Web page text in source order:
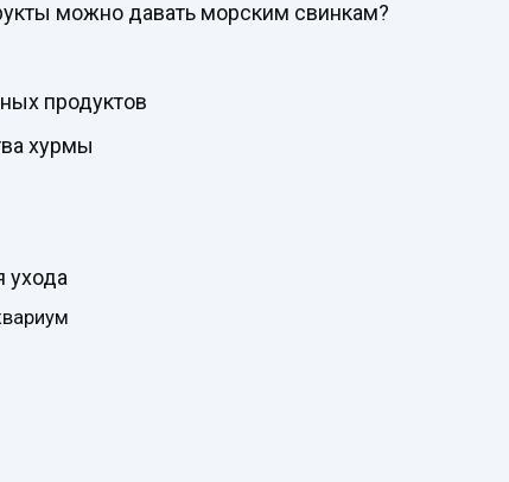
можно давать морским свинкам?
продуктов
хурмы
ухода